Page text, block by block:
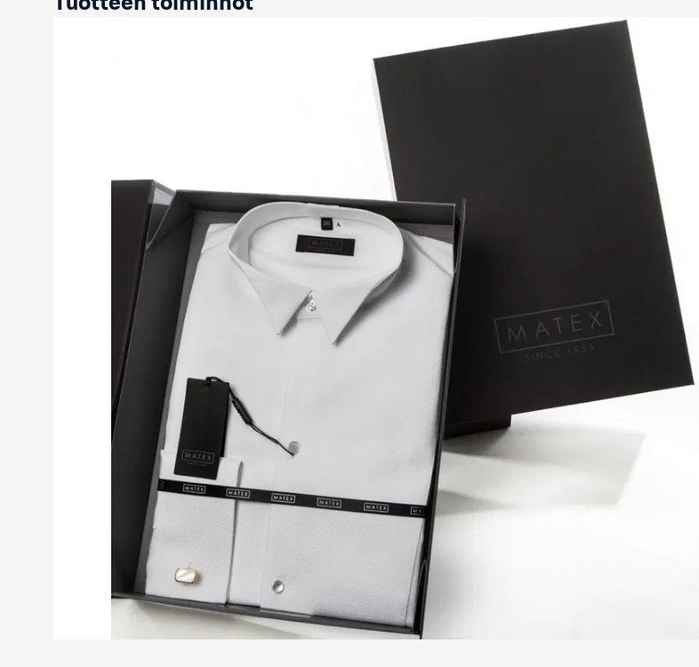
Avaa tuotekuva suurennettuna